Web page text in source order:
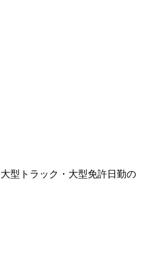
大型トラック・大型免許日勤の